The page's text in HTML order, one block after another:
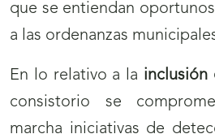
que se entiendan
a las ordenanzas
En lo relativo a la inclusión
consistorio se
marcha iniciativas de